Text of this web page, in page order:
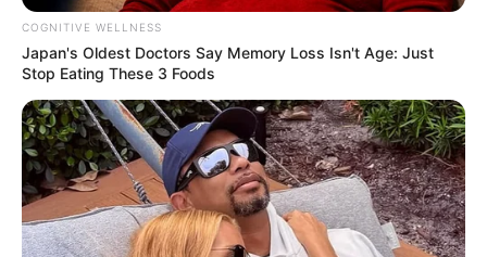
COGNITIVE WELLNESS
Japan's Oldest Doctors Say Me​mory Lo​ss Isn't Age: Just
Stop Eating These 3 Foods